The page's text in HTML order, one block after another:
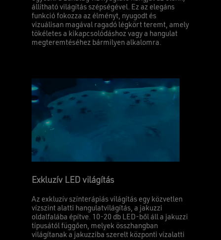
állítható világítás szépségével. Ez az elegáns
funkció fokozza az élményt, nyugodt és
vizuálisan magával ragadó légkört teremt, amely
tökéletes a kikapcsolódáshoz vagy a hangulat
megteremtéséhez bármilyen alkalomra.
Exkluzív LED világítás
Az exkluzív színterápiás világítás egy közvetlen
vízszint alatti hangulatvilágítás, a jakuzzi
oldalfalába építve. 10-20 db LED-ből áll a jakuzzi
típusától függően, melyek összhangban
világítanak a jakuzziba szerelt központi vízalatti